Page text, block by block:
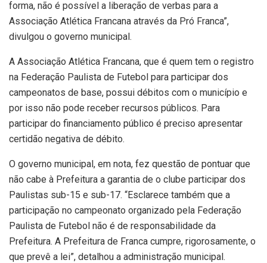
forma, não é possível a liberação de verbas para a
Associação Atlética Francana através da Pró Franca”,
divulgou o governo municipal.
A Associação Atlética Francana, que é quem tem o registro
na Federação Paulista de Futebol para participar dos
campeonatos de base, possui débitos com o município e
por isso não pode receber recursos públicos. Para
participar do financiamento público é preciso apresentar
certidão negativa de débito.
O governo municipal, em nota, fez questão de pontuar que
não cabe à Prefeitura a garantia de o clube participar dos
Paulistas sub-15 e sub-17. “Esclarece também que a
participação no campeonato organizado pela Federação
Paulista de Futebol não é de responsabilidade da
Prefeitura. A Prefeitura de Franca cumpre, rigorosamente, o
que prevê a lei”, detalhou a administração municipal.